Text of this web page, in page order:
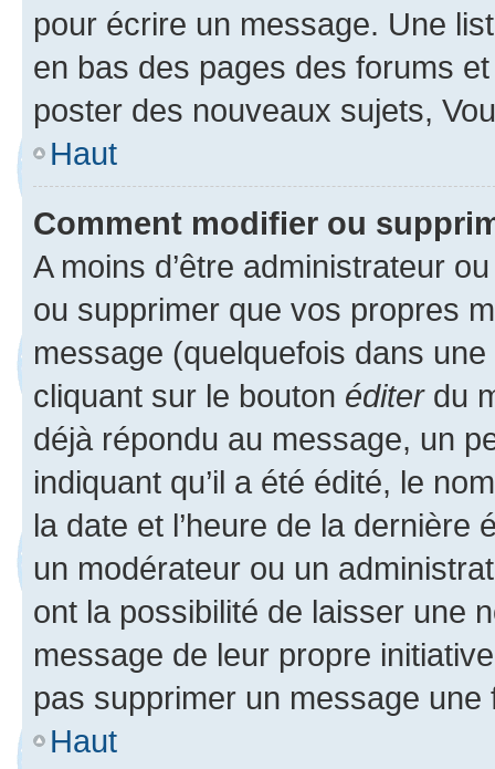
pour écrire un message. Une
en bas des pages des forums
poster des nouveaux sujets,
Haut
Comment modifier ou
A moins d’être administrateur
ou supprimer que vos propres
message (quelquefois dans
cliquant sur le bouton éditerdu
déjà répondu au message, un
indiquant qu’il a été édité, le
la date et l’heure de la dernière
un modérateur ou un
ont la possibilité de laisser une
message de leur propre
pas supprimer un message une
Haut